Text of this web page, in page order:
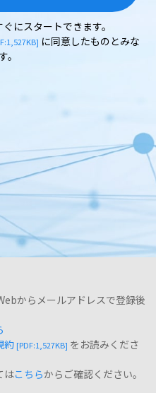
にスタートできます。
に同意したものとみな
。
からメールアドレスで登録後
約 [PDF:1,527KB] をお読みくださ
はこちらからご確認ください。